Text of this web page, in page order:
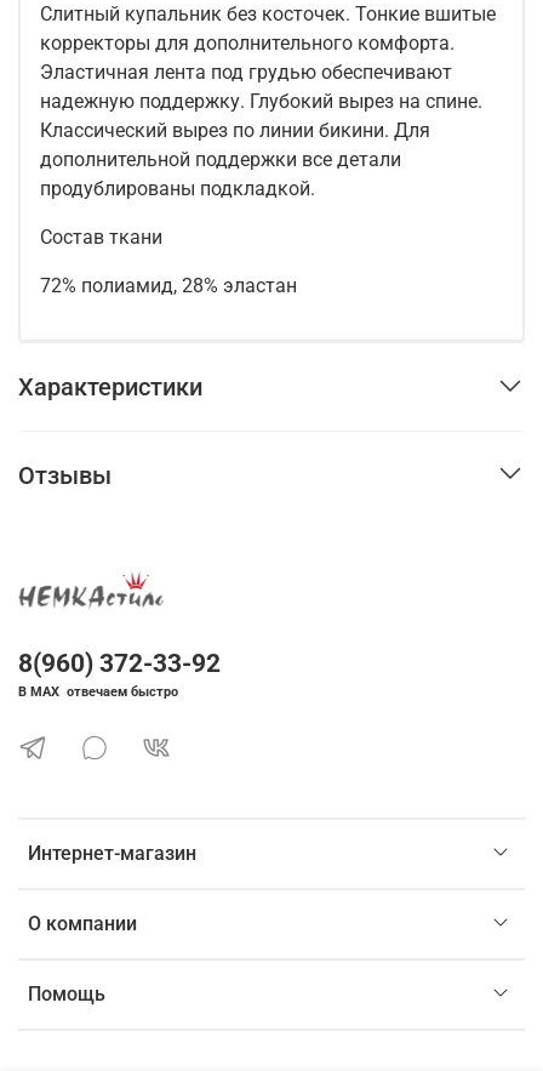
Слитный купальник без косточек. Тонкие вшитые
корректоры для дополнительного комфорта.
Эластичная лента под грудью обеспечивают
надежную поддержку. Глубокий вырез на спине.
Классический вырез по линии бикини. Для
дополнительной поддержки все детали
продублированы подкладкой.
Состав ткани
72% полиамид, 28% эластан
Характеристики
Отзывы
Интернет-магазин
О компании
Помощь
8(960) 372-33-92
В MAX отвечаем быстро